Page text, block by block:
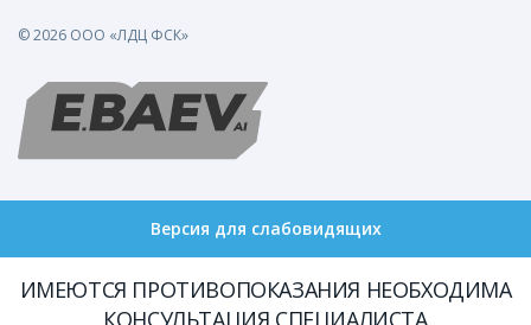
© 2026 ООО «ЛДЦ ФСК»
Версия для слабовидящих
ИМЕЮТСЯ ПРОТИВОПОКАЗАНИЯ НЕОБХОДИМА
КОНСУЛЬТАЦИЯ СПЕЦИАЛИСТА